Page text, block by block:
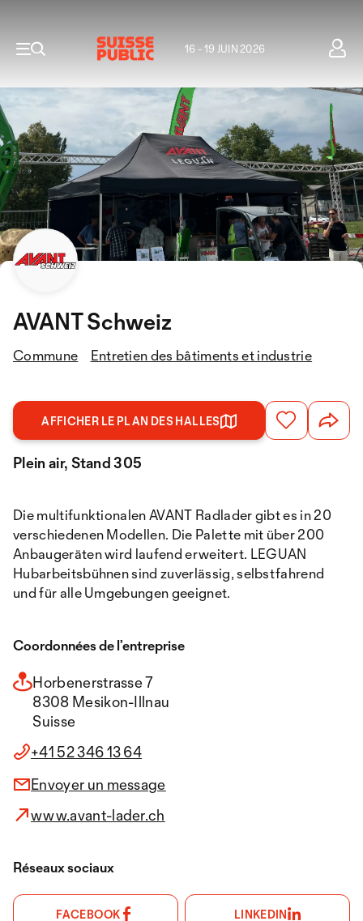
16 - 19 JUIN 2026
AVANT Schweiz
Commune Entretien des bâtiments et industrie
AFFICHER LE PLAN DES HALLES
Plein air, Stand 305
Die multifunktionalen AVANT Radlader gibt es in 20
verschiedenen Modellen. Die Palette mit über 200
Anbaugeräten wird laufend erweitert. LEGUAN
Hubarbeitsbühnen sind zuverlässig, selbstfahrend
und für alle Umgebungen geeignet.
Coordonnées de l’entreprise
Horbenerstrasse 7
8308 Mesikon-Illnau
Suisse
+41 52 346 13 64
Envoyer un message
www.avant-lader.ch
Réseaux sociaux
FACEBOOK LINKEDIN